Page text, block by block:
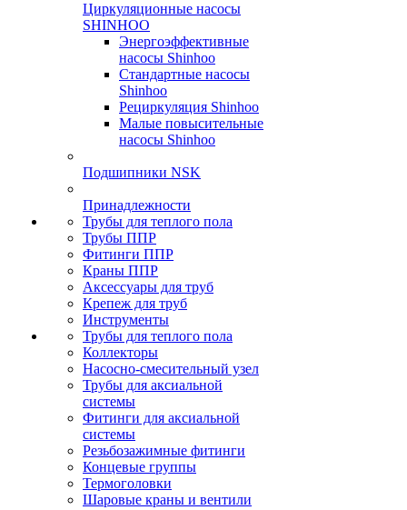
Циркуляционные насосы
SHINHOO
Энергоэффективные
насосы Shinhoo
Стандартные насосы
Shinhoo
Рециркуляция Shinhoo
Малые повысительные
насосы Shinhoo
Подшипники NSK
Принадлежности
Трубы для теплого пола
Трубы ППР
Фитинги ППР
Краны ППР
Аксессуары для труб
Крепеж для труб
Инструменты
Трубы для теплого пола
Коллекторы
Насосно-смесительный узел
Трубы для аксиальной
системы
Фитинги для аксиальной
системы
Резьбозажимные фитинги
Концевые группы
Термоголовки
Шаровые краны и вентили